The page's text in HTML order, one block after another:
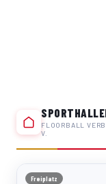
FLOORBALL
V.
Freiplatz